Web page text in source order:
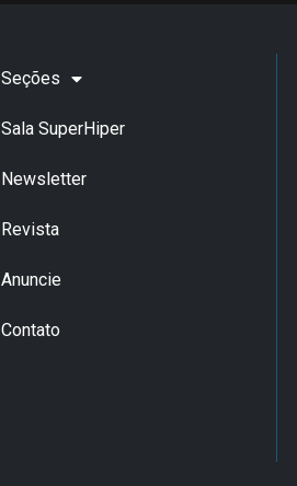
Seções
Sala SuperHiper
Newsletter
Revista
Anuncie
Contato